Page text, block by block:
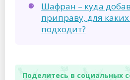
Шафран – куда
приправу, для
подходит?
Поделитесь в социальных